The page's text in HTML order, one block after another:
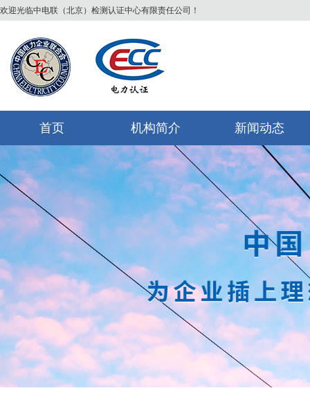
欢迎光临中电联（北京）检测认证中心有限责任公司！
首页 机构简介 新闻动态